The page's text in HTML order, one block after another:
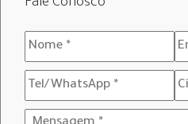
Fale Conosco